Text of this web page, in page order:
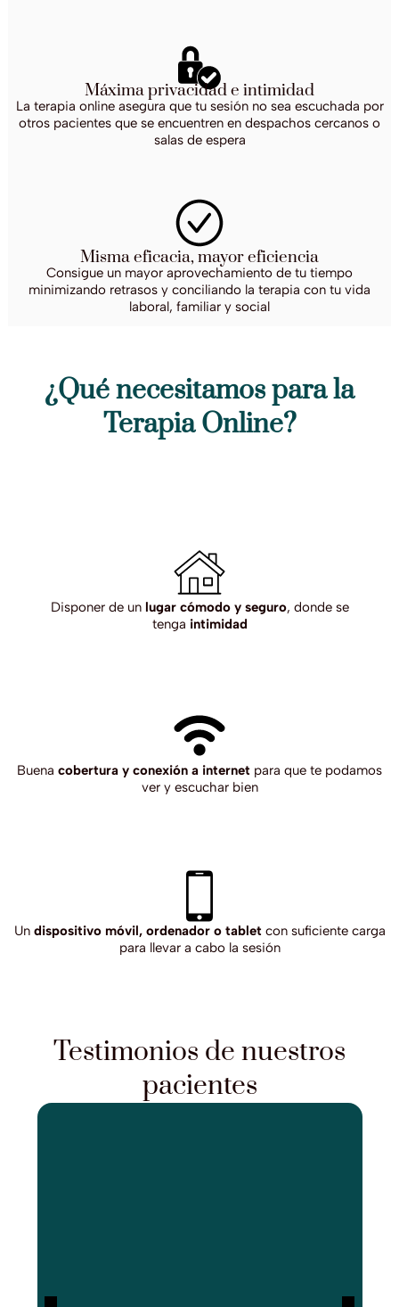
Máxima privacidad e intimidad
La terapia online asegura que tu sesión no sea escuchada por
otros pacientes que se encuentren en despachos cercanos o
salas de espera
Misma eficacia, mayor eficiencia
Consigue un mayor aprovechamiento de tu tiempo
minimizando retrasos y conciliando la terapia con tu vida
laboral, familiar y social
¿Qué necesitamos para la
Terapia Online?
Disponer de un lugar cómodo y seguro, donde se
tenga intimidad
Buena cobertura y conexión a internet para que te podamos
ver y escuchar bien
Un dispositivo móvil, ordenador o tablet con suficiente carga
para llevar a cabo la sesión
Testimonios de nuestros
pacientes